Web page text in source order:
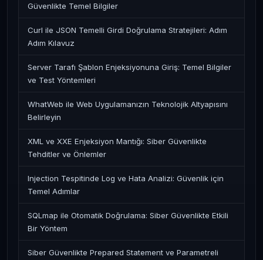
Güvenlikte Temel Bilgiler
Curl ile JSON Temelli Girdi Doğrulama Stratejileri: Adım
Adım Kılavuz
Server Tarafı Şablon Enjeksiyonuna Giriş: Temel Bilgiler
ve Test Yöntemleri
WhatWeb ile Web Uygulamanızın Teknolojik Altyapısını
Belirleyin
XML ve XXE Enjeksiyon Mantığı: Siber Güvenlikte
Tehditler ve Önlemler
Injection Tespitinde Log ve Hata Analizi: Güvenlik için
Temel Adımlar
SQLmap ile Otomatik Doğrulama: Siber Güvenlikte Etkili
Bir Yöntem
Siber Güvenlikte Prepared Statement ve Parametreli